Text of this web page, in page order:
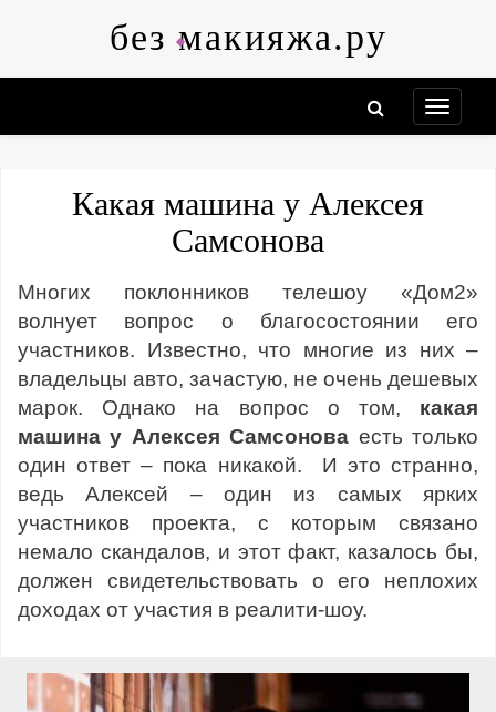
без макияжа.ру
Какая машина у Алексея
Самсонова
Многих поклонников телешоу «Дом2»
волнует вопрос о благосостоянии его
участников. Известно, что многие из них –
владельцы авто, зачастую, не очень дешевых
марок. Однако на вопрос о том, какая
машина у Алексея Самсонова есть только
один ответ – пока никакой. И это странно,
ведь Алексей – один из самых ярких
участников проекта, с которым связано
немало скандалов, и этот факт, казалось бы,
должен свидетельствовать о его неплохих
доходах от участия в реалити-шоу.